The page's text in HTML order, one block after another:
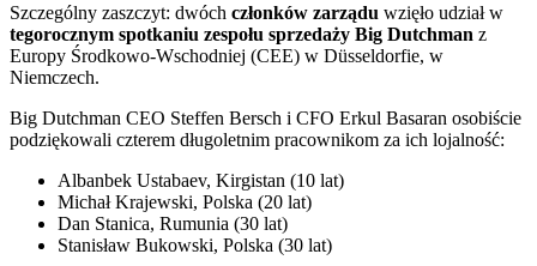
Szczególny zaszczyt: dwóch członków zarządu wzięło udział w
tegorocznym spotkaniu zespołu sprzedaży Big Dutchman z
Europy Środkowo-Wschodniej (CEE) w Düsseldorfie, w
Niemczech.
Big Dutchman CEO Steffen Bersch i CFO Erkul Basaran osobiście
podziękowali czterem długoletnim pracownikom za ich lojalność:
Albanbek Ustabaev, Kirgistan (10 lat)
Michał Krajewski, Polska (20 lat)
Dan Stanica, Rumunia (30 lat)
Stanisław Bukowski, Polska (30 lat)